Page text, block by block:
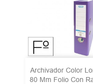
Archivador Color
80 Mm Folio Con